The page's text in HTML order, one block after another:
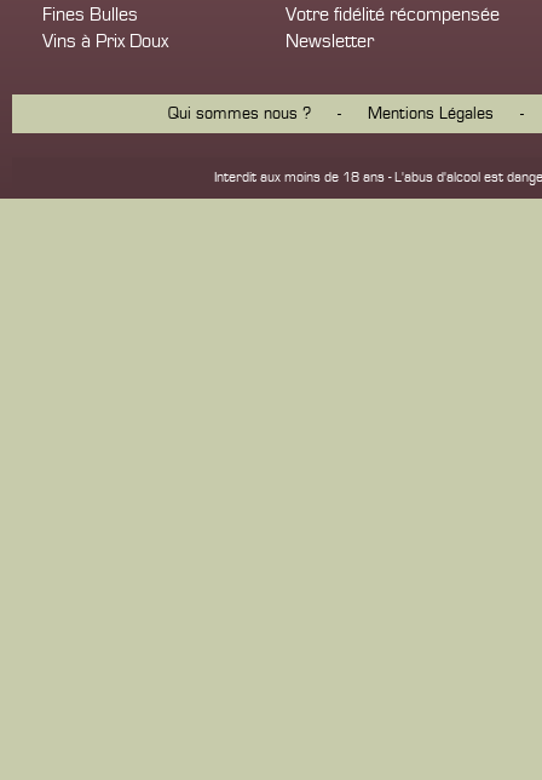
Fines Bulles
Vins à Prix Doux
Votre fidélité récompensée
Newsletter
Qui sommes nous ? - Mentions Légales -
Interdit aux moins de 18 ans - L'abus d'alcool est